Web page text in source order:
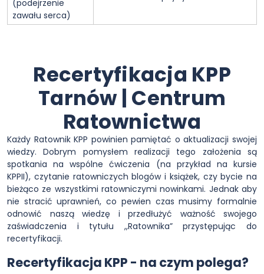
(podejrzenie
zawału serca)
Recertyfikacja KPP
Tarnów | Centrum
Ratownictwa
Każdy Ratownik KPP powinien pamiętać o aktualizacji swojej
wiedzy. Dobrym pomysłem realizacji tego założenia są
spotkania na wspólne ćwiczenia (na przykład na kursie
KPPII), czytanie ratowniczych blogów i książek, czy bycie na
bieżąco ze wszystkimi ratowniczymi nowinkami. Jednak aby
nie stracić uprawnień, co pewien czas musimy formalnie
odnowić naszą wiedzę i przedłużyć ważność swojego
zaświadczenia i tytułu ,,Ratownika” przystępując do
recertyfikacji.
Recertyfikacja KPP - na czym polega?